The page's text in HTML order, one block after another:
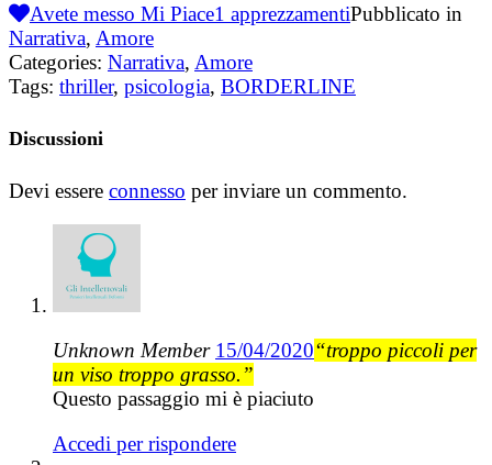
Avete messo Mi Piace1 apprezzamentiPubblicato in
Narrativa, Amore
Categories: Narrativa, Amore
Tags: thriller, psicologia, BORDERLINE
Discussioni
Devi essere connesso per inviare un commento.
Unknown Member 15/04/2020“troppo piccoli per
un viso troppo grasso.”
Questo passaggio mi è piaciuto
Accedi per rispondere